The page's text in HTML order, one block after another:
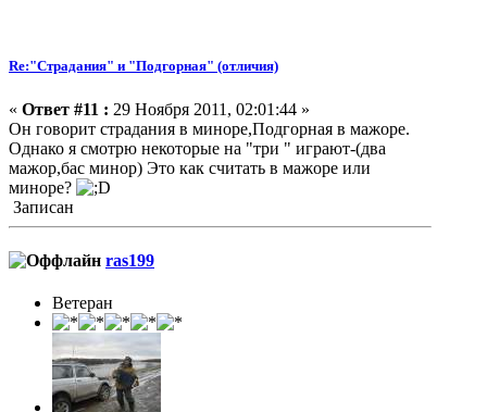
Re:"Страдания" и "Подгорная" (отличия)
« Ответ #11 : 29 Ноября 2011, 02:01:44 »
Он говорит страдания в миноре,Подгорная в мажоре.
Однако я смотрю некоторые на "три " играют-(два
мажор,бас минор) Это как считать в мажоре или
миноре?
Записан
ras199
Ветеран